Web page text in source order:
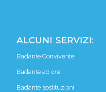
ALCUNI SERVIZI:
Badante Convivente
Badante ad ore
Badante sostituzioni